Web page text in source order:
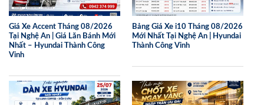
Giá Xe Accent Tháng 08/2026
Tại Nghệ An | Giá Lăn Bánh Mới
Nhất – Hyundai Thành Công
Vinh
Bảng Giá Xe i10 Tháng 08/2026
Mới Nhất Tại Nghệ An | Hyundai
Thành Công Vinh